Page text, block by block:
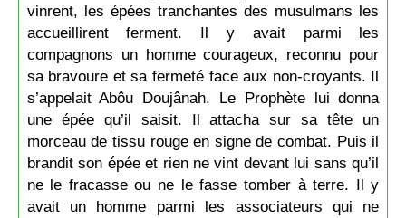
vinrent, les épées tranchantes des musulmans les
accueillirent ferment. Il y avait parmi les
compagnons un homme courageux, reconnu pour
sa bravoure et sa fermeté face aux non-croyants. Il
s’appelait Abôu Doujânah. Le Prophète lui donna
une épée qu’il saisit. Il attacha sur sa tête un
morceau de tissu rouge en signe de combat. Puis il
brandit son épée et rien ne vint devant lui sans qu’il
ne le fracasse ou ne le fasse tomber à terre. Il y
avait un homme parmi les associateurs qui ne